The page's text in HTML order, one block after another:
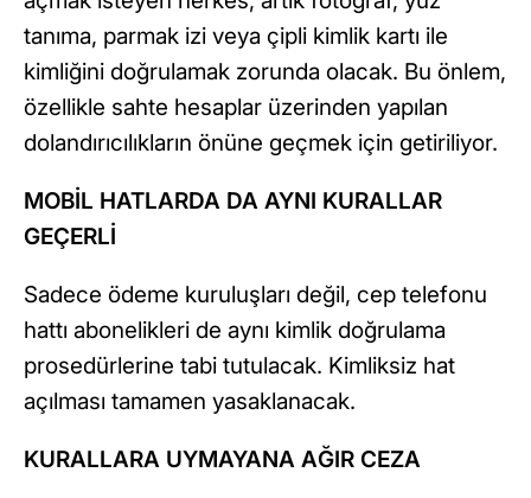
tanıma, parmak izi veya çipli kimlik kartı ile
kimliğini doğrulamak zorunda olacak. Bu önlem,
özellikle sahte hesaplar üzerinden yapılan
dolandırıcılıkların önüne geçmek için getiriliyor.
MOBİL HATLARDA DA AYNI KURALLAR
GEÇERLİ
Sadece ödeme kuruluşları değil, cep telefonu
hattı abonelikleri de aynı kimlik doğrulama
prosedürlerine tabi tutulacak. Kimliksiz hat
açılması tamamen yasaklanacak.
KURALLARA UYMAYANA AĞIR CEZA